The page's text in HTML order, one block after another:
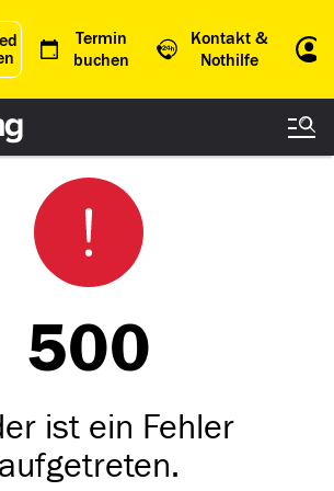
Termin
buchen
Kontakt &
Nothilfe
500
ist ein Fehler
aufgetreten.